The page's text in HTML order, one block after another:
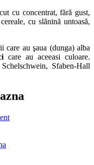
cu concentrat, fără gust,
cu slănină untoasă,
care au şaua (dunga) alba
care au aceeasi culoare.
Sfaben-Hall